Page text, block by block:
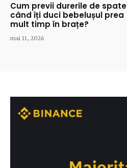
Cum previi durerile de spate
când îți duci bebelușul prea
mult timp în brațe?
mai 11, 2026